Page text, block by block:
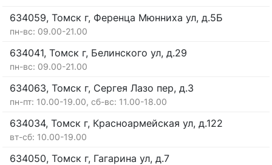
634059, Томск г, Ференца Мюнниха ул, д.5Б
пн-вс: 09.00-21.00
634041, Томск г, Белинского ул, д.29
пн-вс: 09.00-21.00
634063, Томск г, Сергея Лазо пер, д.3
пн-пт: 10.00-19.00, сб-вс: 11.00-18.00
634034, Томск г, Красноармейская ул, д.122
вт-сб: 10.00-19.00
634050, Томск г, Гагарина ул, д.7